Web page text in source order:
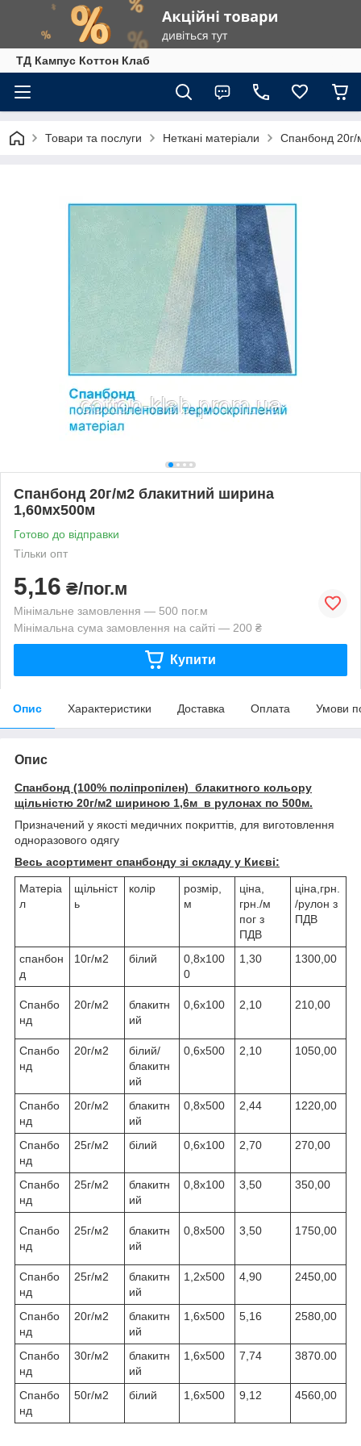
ТД Кампус Коттон Клаб
Товари та послуги Неткані матеріали Спанбонд
Спанбонд 20г/м2 блакитний ширина
1,60мх500м
Готово до відправки
Тільки опт
5,16 ₴/пог.м
Мінімальне замовлення — 500 пог.м
Мінімальна сума замовлення на сайті — 200 ₴
Купити
Опис Характеристики Доставка Оплата Умови
Опис
Спанбонд (100% поліпропілен) блакитного кольору
щільністю 20г/м2 шириною 1,6м в рулонах по 500м.
Призначений у якості медичних покриттів, для виготовлення
одноразового одягу
Весь асортимент спанбонду зі складу у Києві:
Матеріа
л
щільніст
ь
колір
розмір,
м
ціна,
грн./м
пог з
ПДВ
ціна,грн.
/рулон з
ПДВ
спанбон
д
10г/м2 білий
0,8х100
0
1,30 1300,00
Спанбо
нд
20г/м2
блакитн
ий
0,6х100 2,10 210,00
Спанбо
нд
20г/м2
білий/
блакитн
ий
0,6х500 2,10 1050,00
Спанбо
нд
20г/м2
блакитн
ий
0,8х500 2,44 1220,00
Спанбо
нд
25г/м2 білий 0,6х100 2,70 270,00
Спанбо
нд
25г/м2
блакитн
ий
0,8х100 3,50 350,00
Спанбо
нд
25г/м2
блакитн
ий
0,8х500 3,50 1750,00
Спанбо
нд
25г/м2
блакитн
ий
1,2х500 4,90 2450,00
Спанбо
нд
20г/м2
блакитн
ий
1,6х500 5,16 2580,00
Спанбо
нд
30г/м2
блакитн
ий
1,6х500 7,74 3870.00
Спанбо
нд
50г/м2 білий 1,6х500 9,12 4560,00